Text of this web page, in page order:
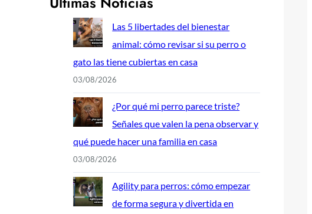
Las 5 libertades del bienestar
animal: cómo revisar si su perro o
gato las tiene cubiertas en casa
03/08/2026
¿Por qué mi perro parece triste?
Señales que valen la pena observar y
qué puede hacer una familia en casa
03/08/2026
Agility para perros: cómo empezar
de forma segura y divertida en